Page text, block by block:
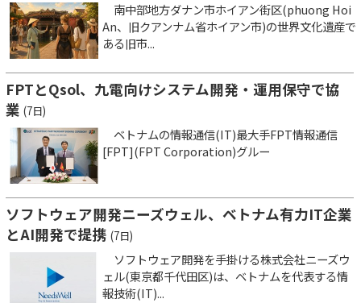
南中部地方ダナン市ホイアン街区(phuong Hoi
An、旧クアンナム省ホイアン市)の世界文化遺産で
ある旧市...
FPTとQsol、九電向けシステム開発・運用保守で協
業 (7日)
ベトナムの情報通信(IT)最大手FPT情報通信
[FPT](FPT Corporation)グルー
ソフトウェア開発ニーズウェル、ベトナム有力IT企業
とAI開発で提携 (7日)
ソフトウェア開発を手掛ける株式会社ニーズウ
ェル(東京都千代田区)は、ベトナムを代表する情
報技術(IT)...